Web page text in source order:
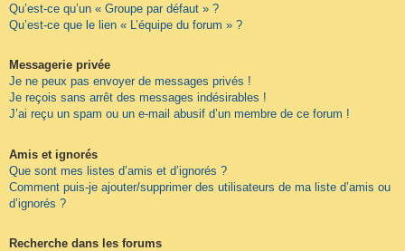
Qu’est-ce qu’un « Groupe par défaut » ?
Qu’est-ce que le lien « L’équipe du forum » ?
Messagerie privée
Je ne peux pas envoyer de messages privés !
Je reçois sans arrêt des messages indésirables !
J’ai reçu un spam ou un e-mail abusif d’un membre de ce forum !
Amis et ignorés
Que sont mes listes d’amis et d’ignorés ?
Comment puis-je ajouter/supprimer des utilisateurs de ma liste d’amis ou
d’ignorés ?
Recherche dans les forums